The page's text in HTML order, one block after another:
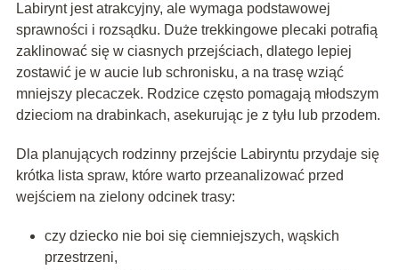
Labirynt jest atrakcyjny, ale wymaga podstawowej
sprawności i rozsądku. Duże trekkingowe plecaki potrafią
zaklinować się w ciasnych przejściach, dlatego lepiej
zostawić je w aucie lub schronisku, a na trasę wziąć
mniejszy plecaczek. Rodzice często pomagają młodszym
dzieciom na drabinkach, asekurując je z tyłu lub przodem.
Dla planujących rodzinny przejście Labiryntu przydaje się
krótka lista spraw, które warto przeanalizować przed
wejściem na zielony odcinek trasy:
czy dziecko nie boi się ciemniejszych, wąskich
przestrzeni,